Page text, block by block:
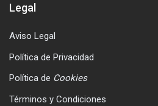
Salta Legal
Legal
Aviso Legal
Política de Privacidad
Política de Cookies
Términos y Condiciones